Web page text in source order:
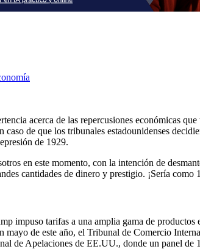
acerca de las repercusiones económicas
de que los tribunales estadounidenses
de 1929.
en este momento, con la intención de
cantidades de dinero y prestigio. ¡Sería
impuso tarifas a una amplia gama de
de este año, el Tribunal de Comercio
de Apelaciones de EE.UU., donde un panel